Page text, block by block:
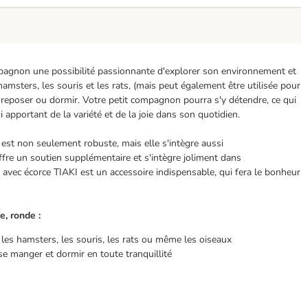
une possibilité passionnante d'explorer son environnement et
les souris et les rats, (mais peut également être utilisée pour
ou dormir. Votre petit compagnon pourra s'y détendre, ce qui
de la variété et de la joie dans son quotidien.
non seulement robuste, mais elle s'intègre aussi
un soutien supplémentaire et s'intègre joliment dans
écorce TIAKI est un accessoire indispensable, qui fera le bonheur
ronde :
hamsters, les souris, les rats ou même les oiseaux
manger et dormir en toute tranquillité